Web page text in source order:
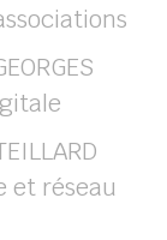
et réseau